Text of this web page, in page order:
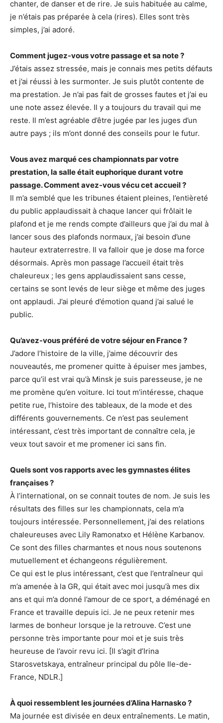
chanter, de danser et de rire. Je suis habituée au calme,
je n’étais pas préparée à cela (rires). Elles sont très
simples, j’ai adoré.
Comment jugez-vous votre passage et sa note ?
J’étais assez stressée, mais je connais mes petits défauts
et j’ai réussi à les surmonter. Je suis plutôt contente de
ma prestation. Je n’ai pas fait de grosses fautes et j’ai eu
une note assez élevée. Il y a toujours du travail qui me
reste. Il m’est agréable d’être jugée par les juges d’un
autre pays ; ils m’ont donné des conseils pour le futur.
Vous avez marqué ces championnats par votre
prestation, la salle était euphorique durant votre
passage. Comment avez-vous vécu cet accueil ?
Il m’a semblé que les tribunes étaient pleines, l’entièreté
du public applaudissait à chaque lancer qui frôlait le
plafond et je me rends compte d’ailleurs que j’ai du mal à
lancer sous des plafonds normaux, j’ai besoin d’une
hauteur extraterrestre. Il va falloir que je dose ma force
désormais. Après mon passage l’accueil était très
chaleureux ; les gens applaudissaient sans cesse,
certains se sont levés de leur siège et même des juges
ont applaudi. J’ai pleuré d’émotion quand j’ai salué le
public.
Qu’avez-vous préféré de votre séjour en France ?
J’adore l’histoire de la ville, j’aime découvrir des
nouveautés, me promener quitte à épuiser mes jambes,
parce qu’il est vrai qu’à Minsk je suis paresseuse, je ne
me promène qu’en voiture. Ici tout m’intéresse, chaque
petite rue, l’histoire des tableaux, de la mode et des
différents gouvernements. Ce n’est pas seulement
intéressant, c’est très important de connaître cela, je
veux tout savoir et me promener ici sans fin.
Quels sont vos rapports avec les gymnastes élites
françaises ?
À l’international, on se connait toutes de nom. Je suis les
résultats des filles sur les championnats, cela m’a
toujours intéressée. Personnellement, j’ai des relations
chaleureuses avec Lily Ramonatxo et Hélène Karbanov.
Ce sont des filles charmantes et nous nous soutenons
mutuellement et échangeons régulièrement.
Ce qui est le plus intéressant, c’est que l’entraîneur qui
m’a amenée à la GR, qui était avec moi jusqu’à mes dix
ans et qui m’a donné l’amour de ce sport, a déménagé en
France et travaille depuis ici. Je ne peux retenir mes
larmes de bonheur lorsque je la retrouve. C’est une
personne très importante pour moi et je suis très
heureuse de l’avoir revu ici. [Il s’agit d’Irina
Starosvetskaya, entraîneur principal du pôle Ile-de-
France, NDLR.]
À quoi ressemblent les journées d’Alina Harnasko ?
Ma journée est divisée en deux entraînements. Le matin,